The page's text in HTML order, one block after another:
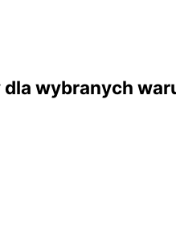
wybranych